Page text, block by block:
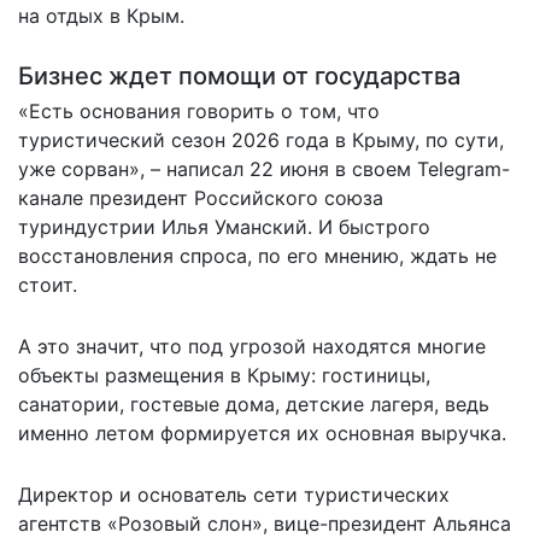
на отдых в Крым.
Бизнес ждет помощи от государства
«Есть основания говорить о том, что
туристический сезон 2026 года в Крыму, по сути,
уже сорван», – написал 22 июня в своем Telegram-
канале президент Российского союза
туриндустрии Илья Уманский. И быстрого
восстановления спроса, по его мнению, ждать не
стоит.
А это значит, что под угрозой находятся многие
объекты размещения в Крыму: гостиницы,
санатории, гостевые дома, детские лагеря, ведь
именно летом формируется их основная выручка.
Директор и основатель сети туристических
агентств «Розовый слон», вице-президент Альянса